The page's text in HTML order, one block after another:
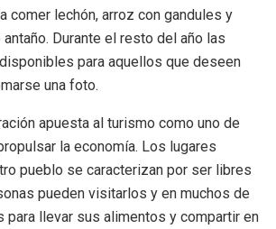
comer lechón, arroz con gandules y
Durante el resto del año las
para aquellos que deseen
una foto.
apuesta al turismo como uno de
la economía. Los lugares
pueblo se caracterizan por ser libres
pueden visitarlos y en muchos de
para llevar sus alimentos y compartir en